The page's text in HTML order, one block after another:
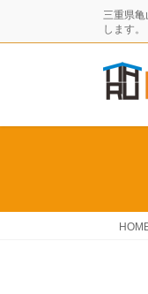
三重県
します。